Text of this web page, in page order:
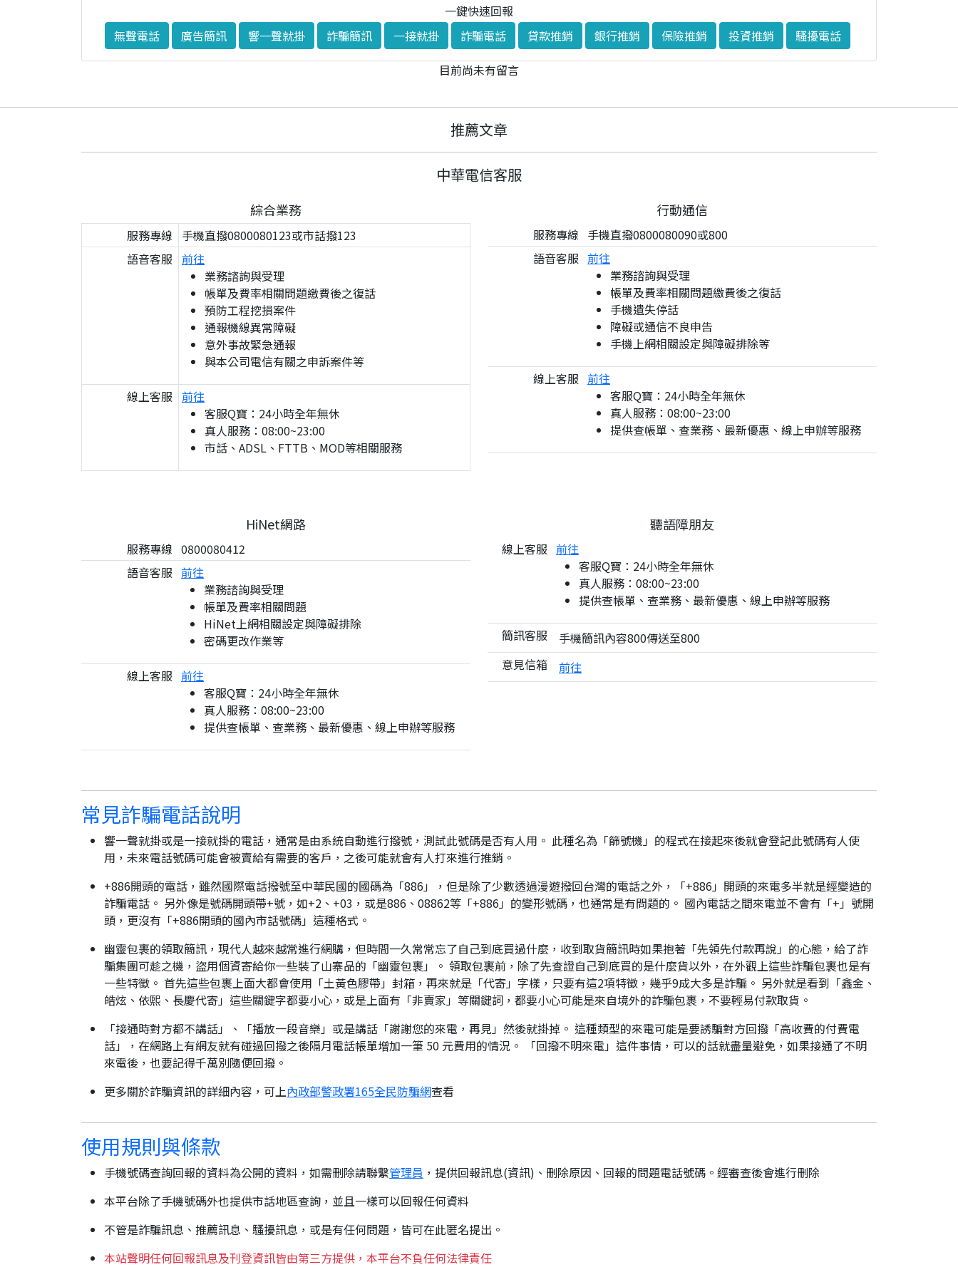
一鍵快速回報
無聲電話
廣告簡訊 響一聲就掛 詐騙簡訊 一接就掛 詐騙電話 貸款推銷 銀行推銷 保險推銷 投資推銷
騷擾電話
目前尚未有留言
推薦文章
中華電信客服
綜合業務
服務專線
手機直撥0800080123或市話撥123
語音客服 前往
業務諮詢與受理
帳單及費率相關問題繳費後之復話
預防工程挖損案件
通報機線異常障礙
意外事故緊急通報
與本公司電信有關之申訴案件等
線上客服 前往
客服Q寶：24小時全年無休
真人服務：08:00~23:00
市話、ADSL、FTTB、MOD等相關服務
行動通信
服務專線 手機直撥0800080090或800
語音客服 前往
業務諮詢與受理
帳單及費率相關問題繳費後之復話
手機遺失停話
障礙或通信不良申告
手機上網相關設定與障礙排除等
線上客服 前往
客服Q寶：24小時全年無休
真人服務：08:00~23:00
提供查帳單、查業務、最新優惠、線上申辦等服務
HiNet網路
服務專線 0800080412
語音客服 前往
業務諮詢與受理
帳單及費率相關問題
HiNet上網相關設定與障礙排除
密碼更改作業等
線上客服 前往
客服Q寶：24小時全年無休
真人服務：08:00~23:00
提供查帳單、查業務、最新優惠、線上申辦等服務
聽語障朋友
線上客服 前往
客服Q寶：24小時全年無休
真人服務：08:00~23:00
提供查帳單、查業務、最新優惠、線上申辦等服務
簡訊客服
手機簡訊內容800傳送至800
意見信箱
前往
常見詐騙電話說明
響一聲就掛或是一接就掛的電話，通常是由系統自動進行撥號，測試此號碼是否有人用。 此種名為「篩號機」的程式在接起來後就會登記此號碼有人使
用，未來電話號碼可能會被賣給有需要的客戶，之後可能就會有人打來進行推銷。
+886開頭的電話，雖然國際電話撥號至中華民國的國碼為「886」，但是除了少數透過漫遊撥回台灣的電話之外，「+886」開頭的來電多半就是經變造的
詐騙電話。 另外像是號碼開頭帶+號，如+2、+03，或是886、08862等「+886」的變形號碼，也通常是有問題的。 國內電話之間來電並不會有「+」號開
頭，更沒有「+886開頭的國內市話號碼」這種格式。
幽靈包裹的領取簡訊，現代人越來越常進行網購，但時間一久常常忘了自己到底買過什麼，收到取貨簡訊時如果抱著「先領先付款再說」的心態，給了詐
騙集團可趁之機，盜用個資寄給你一些裝了山寨品的「幽靈包裹」。 領取包裹前，除了先查證自己到底買的是什麼貨以外，在外觀上這些詐騙包裹也是有
一些特徵。 首先這些包裹上面大都會使用「土黃色膠帶」封箱，再來就是「代寄」字樣，只要有這2項特徵，幾乎9成大多是詐騙。 另外就是看到「鑫金、
皓炫、依熙、長慶代寄」這些關鍵字都要小心，或是上面有「非賣家」等關鍵詞，都要小心可能是來自境外的詐騙包裹，不要輕易付款取貨。
「接通時對方都不講話」、「播放一段音樂」或是講話「謝謝您的來電，再見」然後就掛掉。 這種類型的來電可能是要誘騙對方回撥「高收費的付費電
話」，在網路上有網友就有碰過回撥之後隔月電話帳單增加一筆 50 元費用的情況。 「回撥不明來電」這件事情，可以的話就盡量避免，如果接通了不明
來電後，也要記得千萬別隨便回撥。
更多關於詐騙資訊的詳細內容，可上內政部警政署165全民防騙網查看
使用規則與條款
手機號碼查詢回報的資料為公開的資料，如需刪除請聯繫管理員 ，提供回報訊息(資訊)、刪除原因、回報的問題電話號碼。經審查後會進行刪除
本平台除了手機號碼外也提供市話地區查詢，並且一樣可以回報任何資料
不管是詐騙訊息、推薦訊息、騷擾訊息，或是有任何問題，皆可在此匿名提出。
本站聲明任何回報訊息及刊登資訊皆由第三方提供，本平台不負任何法律責任